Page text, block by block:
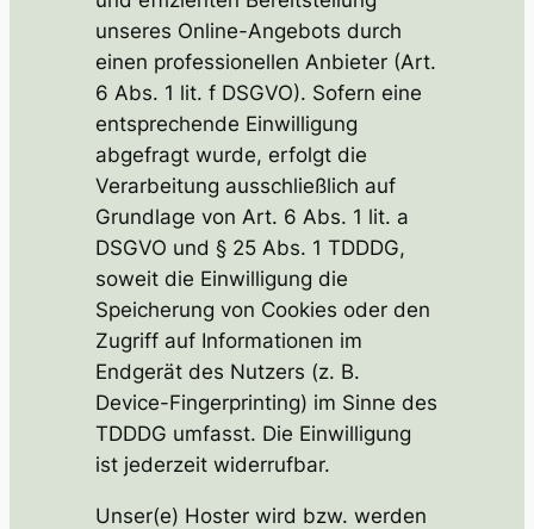
unseres Online-Angebots durch
einen professionellen Anbieter (Art.
6 Abs. 1 lit. f DSGVO). Sofern eine
entsprechende Einwilligung
abgefragt wurde, erfolgt die
Verarbeitung ausschließlich auf
Grundlage von Art. 6 Abs. 1 lit. a
DSGVO und § 25 Abs. 1 TDDDG,
soweit die Einwilligung die
Speicherung von Cookies oder den
Zugriff auf Informationen im
Endgerät des Nutzers (z. B.
Device-Fingerprinting) im Sinne des
TDDDG umfasst. Die Einwilligung
ist jederzeit widerrufbar.
Unser(e) Hoster wird bzw. werden